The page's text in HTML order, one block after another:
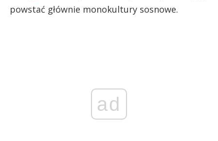
powstać głównie monokultury sosnowe.
ad